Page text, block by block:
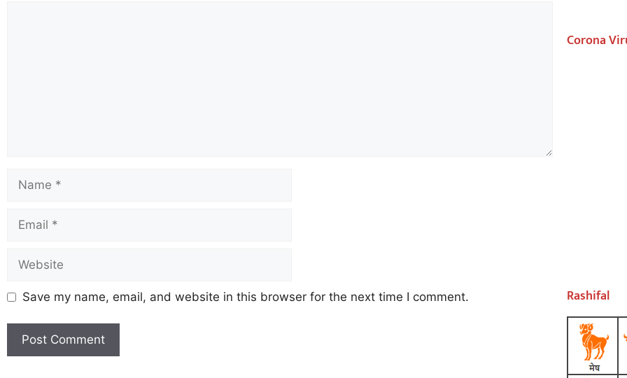
Save my name, email, and website in this browser for the next time I comment.
Corona
Rashifal